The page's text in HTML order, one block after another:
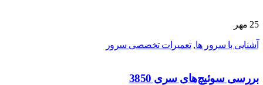
25 مهر
آشنایی با سرور ها,تعمیرات تخصصی سرور
بررسی سوئیچ‌های سری 3850